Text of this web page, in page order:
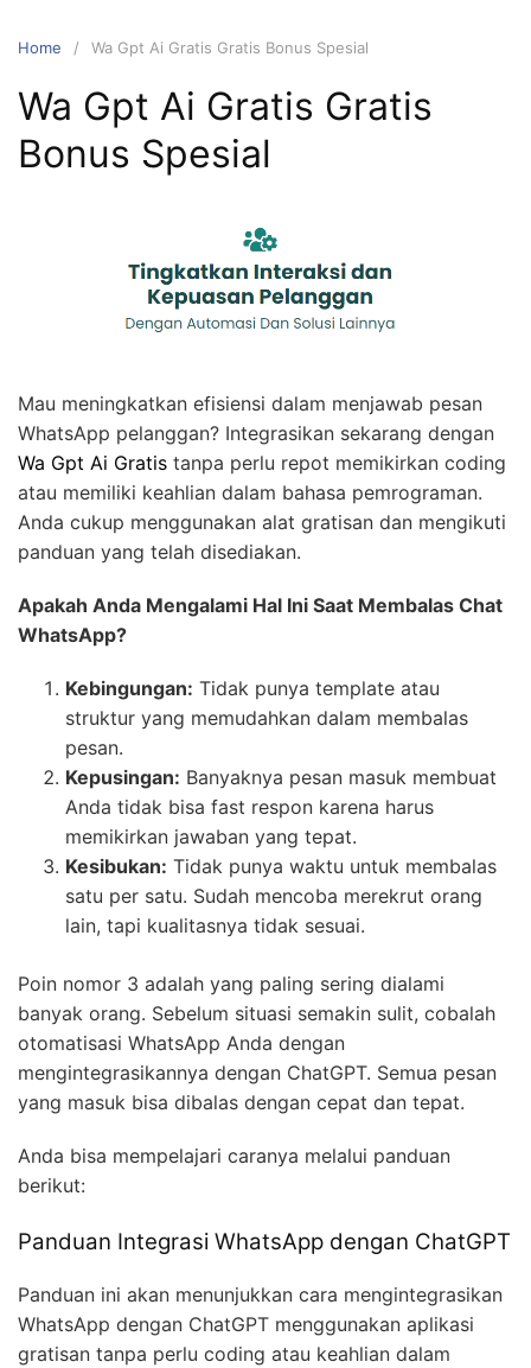
Home Wa Gpt Ai Gratis Gratis Bonus Spesial
Wa Gpt Ai Gratis Gratis
Bonus Spesial
Mau meningkatkan efisiensi dalam menjawab pesan
WhatsApp pelanggan? Integrasikan sekarang dengan
Wa Gpt Ai Gratis tanpa perlu repot memikirkan coding
atau memiliki keahlian dalam bahasa pemrograman.
Anda cukup menggunakan alat gratisan dan mengikuti
panduan yang telah disediakan.
Apakah Anda Mengalami Hal Ini Saat Membalas Chat
WhatsApp?
Kebingungan: Tidak punya template atau
struktur yang memudahkan dalam membalas
pesan.
Kepusingan: Banyaknya pesan masuk membuat
Anda tidak bisa fast respon karena harus
memikirkan jawaban yang tepat.
Kesibukan: Tidak punya waktu untuk membalas
satu per satu. Sudah mencoba merekrut orang
lain, tapi kualitasnya tidak sesuai.
Poin nomor 3 adalah yang paling sering dialami
banyak orang. Sebelum situasi semakin sulit, cobalah
otomatisasi WhatsApp Anda dengan
mengintegrasikannya dengan ChatGPT. Semua pesan
yang masuk bisa dibalas dengan cepat dan tepat.
Anda bisa mempelajari caranya melalui panduan
berikut:
Panduan Integrasi WhatsApp dengan ChatGPT
Panduan ini akan menunjukkan cara mengintegrasikan
WhatsApp dengan ChatGPT menggunakan aplikasi
gratisan tanpa perlu coding atau keahlian dalam